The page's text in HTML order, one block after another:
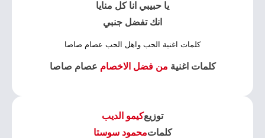
يا حبيبي انا كل منايا
انك تفضل جنبي
كلمات اغنية الحب واهل الحب عصام صاصا
كلمات اغنية من فضل الاخصام عصام صاصا
توزيعكيمو الديب
كلماتمحمود سوستا